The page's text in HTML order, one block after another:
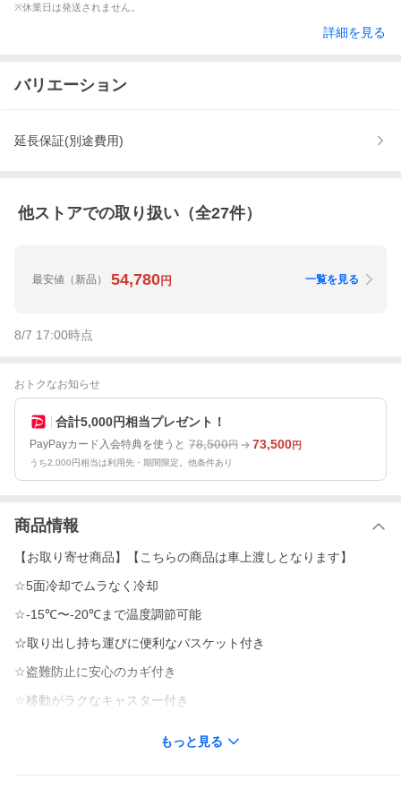
※休業日は発送されません。
詳細を見る
バリエーション
延長保証(別途費用)
他ストアでの取り扱い（全27件）
最安値 （新品） 54,780円 一覧を見る
8/7 17:00時点
おトクなお知らせ
合計5,000円相当プレゼント！
PayPayカード入会特典を使うと 78,500円 73,500円
うち2,000円相当は利用先・期間限定。他条件あり
商品情報
【お取り寄せ商品】【こちらの商品は車上渡しとなります】
☆5面冷却でムラなく冷却
☆-15℃〜-20℃まで温度調節可能
☆取り出し持ち運びに便利なバスケット付き
☆盗難防止に安心のカギ付き
☆移動がラクなキャスター付き
もっと見る